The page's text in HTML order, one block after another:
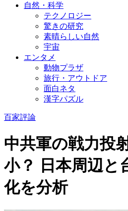
自然・科学
テクノロジー
驚きの研究
素晴らしい自然
宇宙
エンタメ
動物プラザ
旅行・アウトドア
面白ネタ
漢字パズル
百家評論
中共軍の戦力投
小？ 日本周辺と
化を分析